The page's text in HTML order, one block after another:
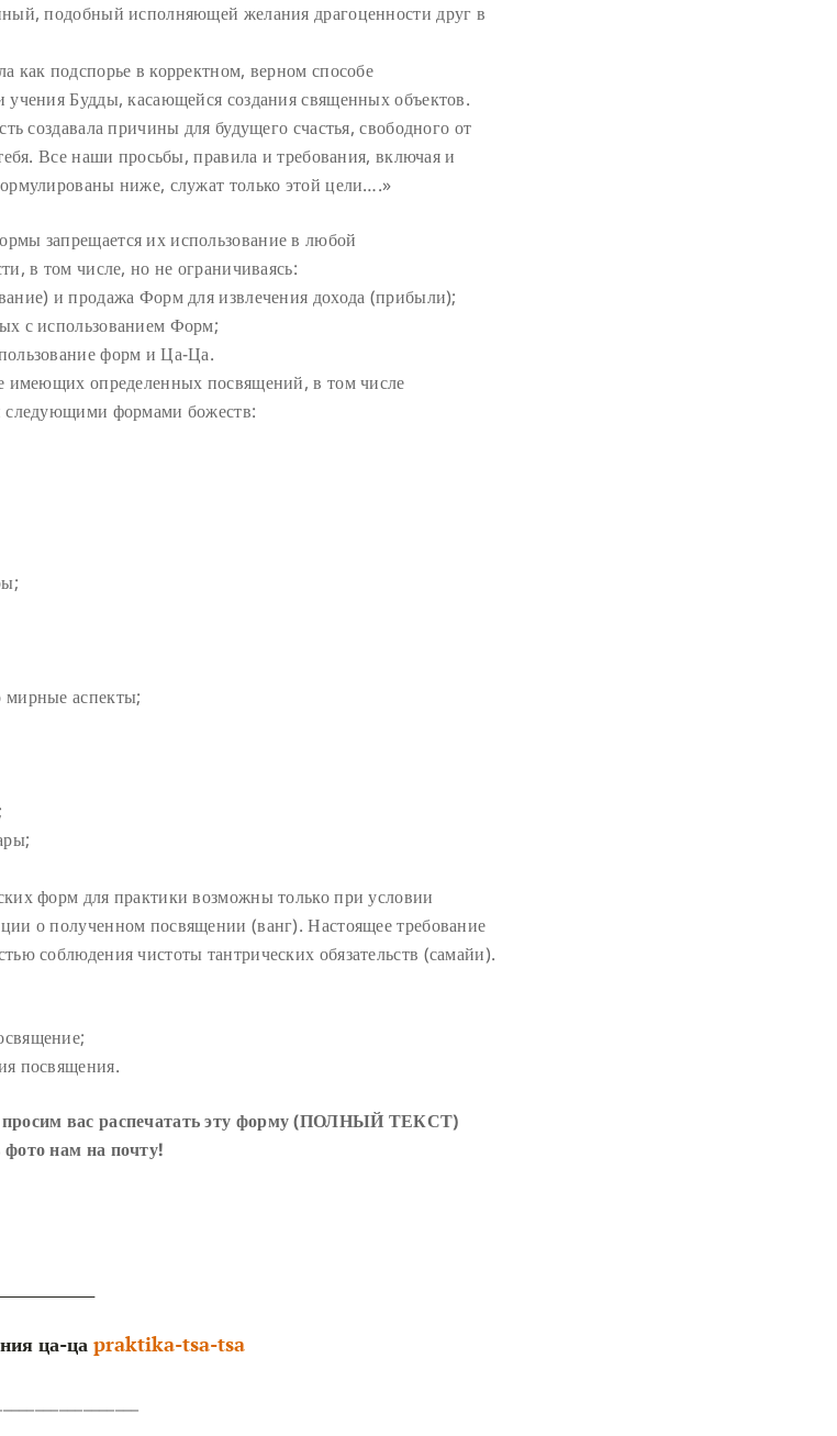
подобный исполняющей желания драгоценности друг в
как подспорье в корректном, верном способе
Будды, касающейся создания священных объектов.
создавала причины для будущего счастья, свободного от
Все наши просьбы, правила и требования, включая и
ниже, служат только этой цели….»
запрещается их использование в любой
в том числе, но не ограничиваясь:
и продажа Форм для извлечения дохода (прибыли);
с использованием Форм;
форм и Ца-Ца.
имеющих определенных посвящений, в том числе
следующими формами божеств:
аспекты;
форм для практики возможны только при условии
о полученном посвящении (ванг). Настоящее требование
соблюдения чистоты тантрических обязательств (самайи).
посвящения.
просим вас распечатать эту форму (ПОЛНЫЙ ТЕКСТ)
нам на почту!
ца-ца praktika-tsa-tsa